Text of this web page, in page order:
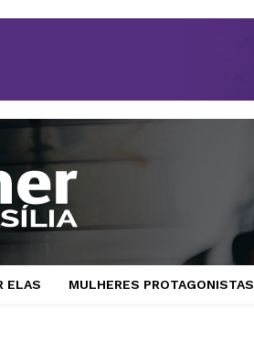
ELAS MULHERES PROTAGONISTAS